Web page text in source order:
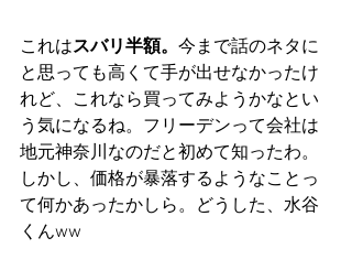
これはスバリ半額。 今まで話のネタに
と思っても高くて手が出せなかったけ
れど、これなら買ってみようかなとい
う気になるね。フリーデンって会社は
地元神奈川なのだと初めて知ったわ。
しかし、価格が暴落するようなことっ
て何かあったかしら。どうした、水谷
くんww